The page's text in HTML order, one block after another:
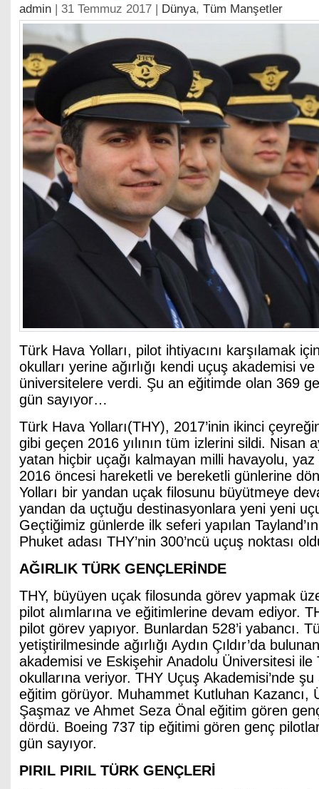
admin | 31 Temmuz 2017 | Dünya, Tüm Manşetler
Türk Hava Yolları, pilot ihtiyacını karşılamak
okulları yerine ağırlığı kendi uçuş akademisi ve
üniversitelere verdi. Şu an eğitimde olan 369
gün sayıyor…
Türk Hava Yolları(THY), 2017’inin ikinci
gibi geçen 2016 yılının tüm izlerini sildi. Nisan
yatan hiçbir uçağı kalmayan milli havayolu, yaz
2016 öncesi hareketli ve bereketli günlerine
Yolları bir yandan uçak filosunu büyütmeye
yandan da uçtuğu destinasyonlara yeni yeni
Geçtiğimiz günlerde ilk seferi yapılan
Phuket adası THY’nin 300’ncü uçuş noktası
AĞIRLIK TÜRK GENÇLERİNDE
THY, büyüyen uçak filosunda görev yapmak
pilot alımlarına ve eğitimlerine devam ediyor.
pilot görev yapıyor. Bunlardan 528’i yabancı.
yetiştirilmesinde ağırlığı Aydın Çıldır’da
akademisi ve Eskişehir Anadolu Üniversitesi ile
okullarına veriyor. THY Uçuş Akademisi’nde
eğitim görüyor. Muhammet Kutluhan Kazancı,
Şaşmaz ve Ahmet Seza Önal eğitim gören
dördü. Boeing 737 tip eğitimi gören genç
gün sayıyor.
PIRIL PIRIL TÜRK GENÇLERİ